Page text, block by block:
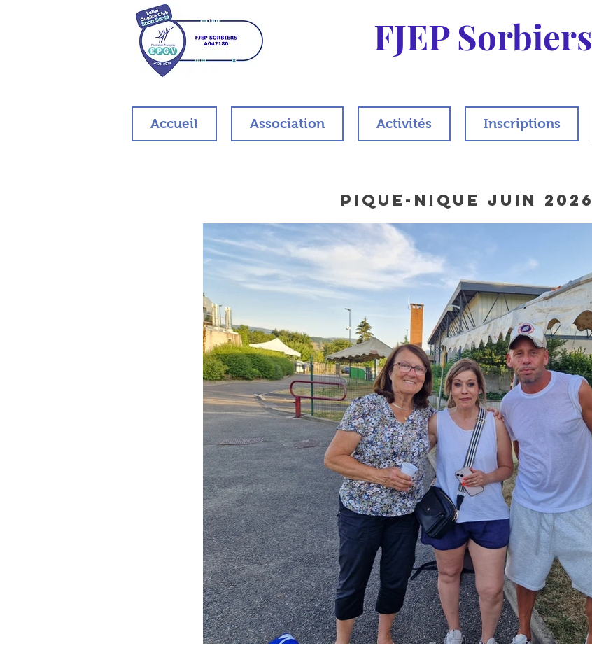
FJEP Sorbiers
Accueil Association Activités Inscriptions
Pique-nique juin 2026